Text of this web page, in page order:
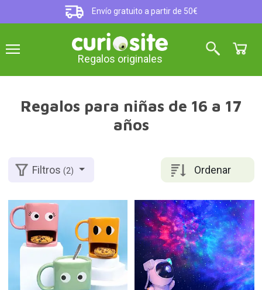
Envío gratuito a partir de 50€
Regalos originales
Regalos para niñas de 16 a 17
años
Ordenar
Filtros(2)